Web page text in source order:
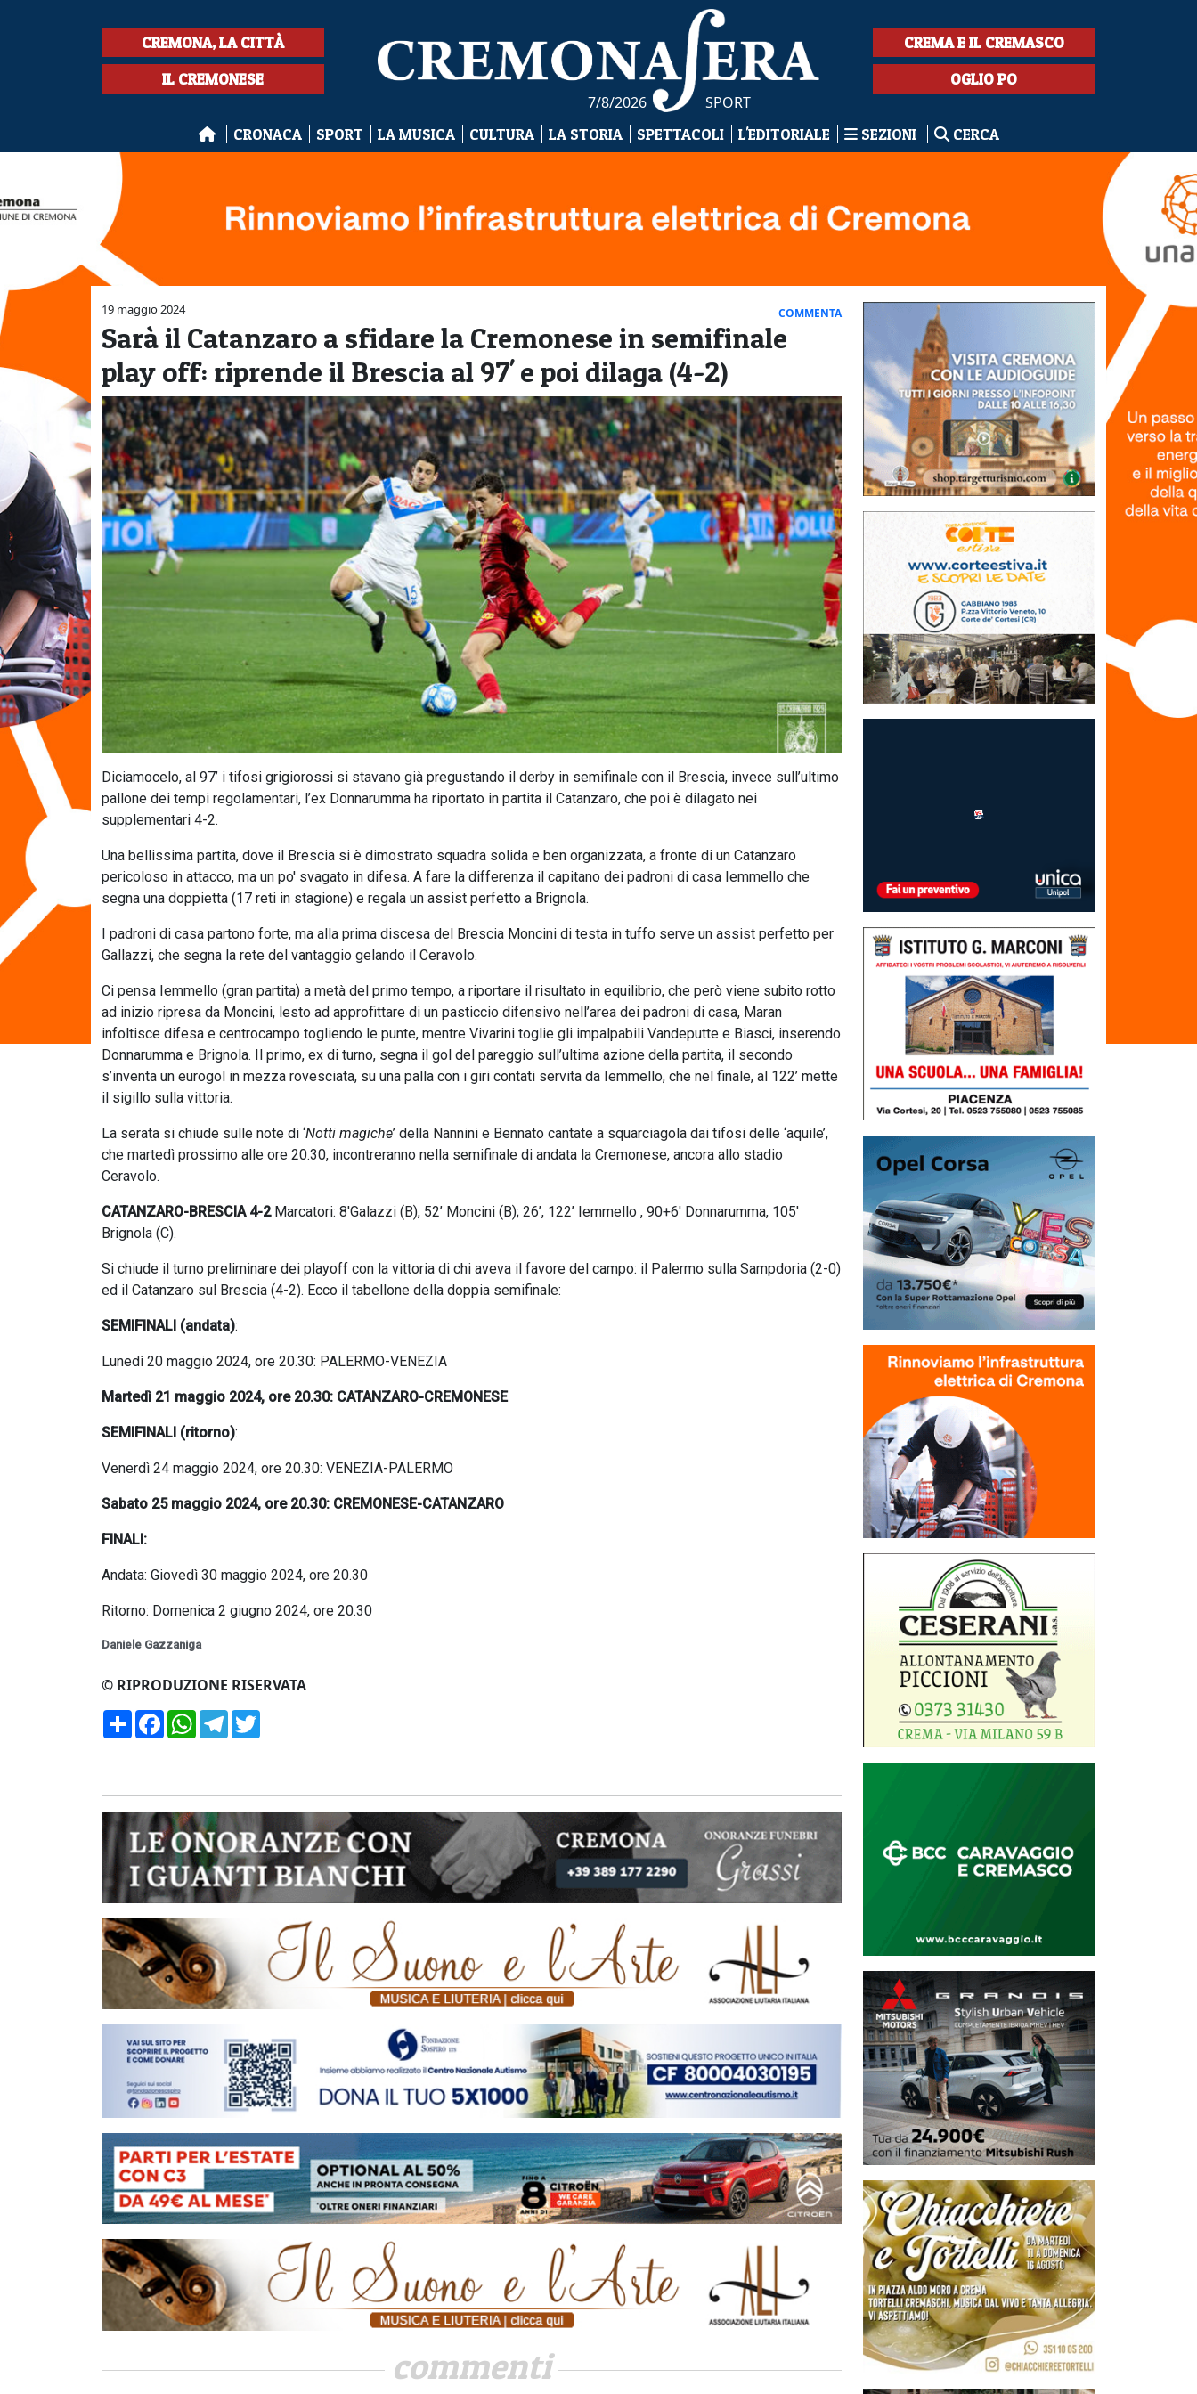
CREMONA, LA CITTÀ
IL CREMONESE
7/8/2026 SPORT
CREMA E IL CREMASCO
OGLIO PO
CRONACA SPORT LA MUSICA CULTURA LA STORIA SPETTACOLI L'EDITORIALE SEZIONI CERCA
19 maggio 2024 COMMENTA
Sarà il Catanzaro a sfidare la Cremonese in semifinale
play off: riprende il Brescia al 97' e poi dilaga (4-2)
Diciamocelo, al 97’ i tifosi grigiorossi si stavano già pregustando il derby in semifinale con il Brescia, invece sull’ultimo
pallone dei tempi regolamentari, l’ex Donnarumma ha riportato in partita il Catanzaro, che poi è dilagato nei
supplementari 4-2.
Una bellissima partita, dove il Brescia si è dimostrato squadra solida e ben organizzata, a fronte di un Catanzaro
pericoloso in attacco, ma un po' svagato in difesa. A fare la differenza il capitano dei padroni di casa Iemmello che
segna una doppietta (17 reti in stagione) e regala un assist perfetto a Brignola.
I padroni di casa partono forte, ma alla prima discesa del Brescia Moncini di testa in tuffo serve un assist perfetto per
Gallazzi, che segna la rete del vantaggio gelando il Ceravolo.
Ci pensa Iemmello (gran partita) a metà del primo tempo, a riportare il risultato in equilibrio, che però viene subito rotto
ad inizio ripresa da Moncini, lesto ad approfittare di un pasticcio difensivo nell’area dei padroni di casa, Maran
infoltisce difesa e centrocampo togliendo le punte, mentre Vivarini toglie gli impalpabili Vandeputte e Biasci, inserendo
Donnarumma e Brignola. Il primo, ex di turno, segna il gol del pareggio sull’ultima azione della partita, il secondo
s’inventa un eurogol in mezza rovesciata, su una palla con i giri contati servita da Iemmello, che nel finale, al 122’ mette
il sigillo sulla vittoria.
La serata si chiude sulle note di ‘Notti magiche’ della Nannini e Bennato cantate a squarciagola dai tifosi delle ‘aquile’,
che martedì prossimo alle ore 20.30, incontreranno nella semifinale di andata la Cremonese, ancora allo stadio
Ceravolo.
CATANZARO-BRESCIA 4-2Marcatori: 8'Galazzi (B), 52’ Moncini (B); 26’, 122’ Iemmello , 90+6' Donnarumma, 105'
Brignola (C).
Si chiude il turno preliminare dei playoff con la vittoria di chi aveva il favore del campo: il Palermo sulla Sampdoria (2-0)
ed il Catanzaro sul Brescia (4-2). Ecco il tabellone della doppia semifinale:
SEMIFINALI (andata):
Lunedì 20 maggio 2024, ore 20.30: PALERMO-VENEZIA
Martedì 21 maggio 2024, ore 20.30: CATANZARO-CREMONESE
SEMIFINALI (ritorno):
Venerdì 24 maggio 2024, ore 20.30: VENEZIA-PALERMO
Sabato 25 maggio 2024, ore 20.30: CREMONESE-CATANZARO
FINALI:
Andata: Giovedì 30 maggio 2024, ore 20.30
Ritorno: Domenica 2 giugno 2024, ore 20.30
Daniele Gazzaniga
© RIPRODUZIONE RISERVATA
CondividiFacebookWhatsApp
Telegram
commenti